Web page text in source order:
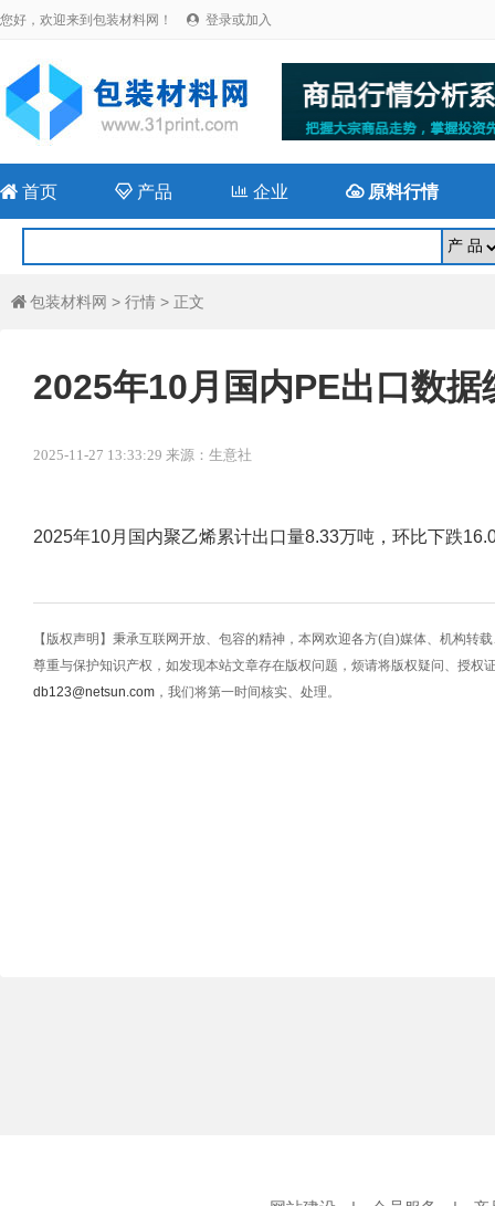
您好，欢迎来到包装材料网！  登录或加入
 首页  产品 企业 原料行情
 包装材料网 > 行情 > 正文
2025年10月国内PE出口数据
2025-11-27 13:33:29 来源：生意社
2025年10月国内聚乙烯累计出口量8.33万吨，环比下跌
【版权声明】秉承互联网开放、包容的精神，本网欢迎各方(自)媒体、机构转
尊重与保护知识产权，如发现本站文章存在版权问题，烦请将版权疑问、授权
db123@netsun.com ，我们将第一时间核实、处理。